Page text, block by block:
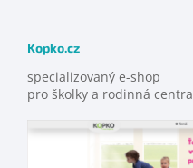
Kopko.cz
specializovaný e-shop
pro školky a rodinná centra